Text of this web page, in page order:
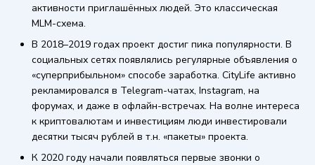
активности приглашённых людей. Это классическая
MLM-схема.
В 2018–2019 годах проект достиг пика популярности. В
социальных сетях появлялись регулярные объявления о
«суперприбыльном» способе заработка. CityLife активно
рекламировался в Telegram-чатах, Instagram, на
форумах, и даже в офлайн-встречах. На волне интереса
к криптовалютам и инвестициям люди инвестировали
десятки тысяч рублей в т.н. «пакеты» проекта.
К 2020 году начали появляться первые звонки о